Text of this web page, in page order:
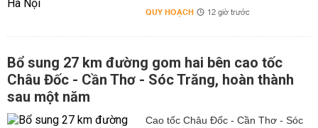
QUY HOẠCH 12 giờ trước
Bổ sung 27 km đường gom hai bên cao tốc
Châu Đốc - Cần Thơ - Sóc Trăng, hoàn thành
sau một năm
Cao tốc Châu Đốc - Cần Thơ - Sóc